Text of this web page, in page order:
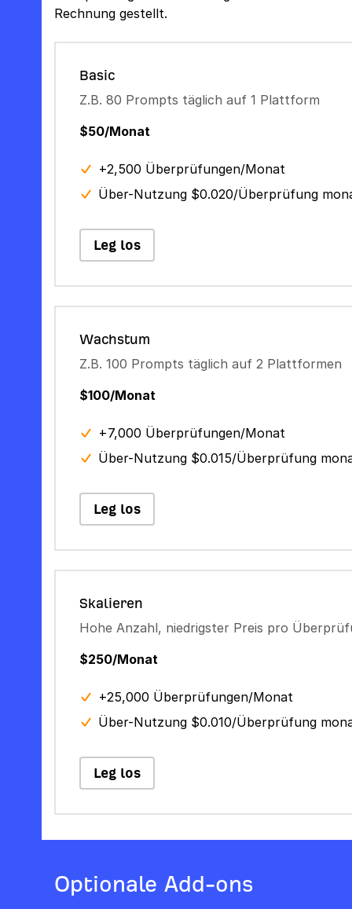
Rechnung gestellt.
Basic
Z.B. 80 Prompts täglich auf 1 Plattform
$50/Monat
+2,500 Überprüfungen/Monat
Über-Nutzung $0.020/Überprüfung
Leg los
Wachstum
Z.B. 100 Prompts täglich auf 2 Plattformen
$100/Monat
+7,000 Überprüfungen/Monat
Über-Nutzung $0.015/Überprüfung
Leg los
Skalieren
Hohe Anzahl, niedrigster Preis pro
$250/Monat
+25,000 Überprüfungen/Monat
Über-Nutzung $0.010/Überprüfung
Leg los
Optionale Add-ons